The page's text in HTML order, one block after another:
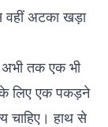
वहीं अटका खड़ा
तक एक भी
के लिए एक पकड़ने
चाहिए। हाथ से